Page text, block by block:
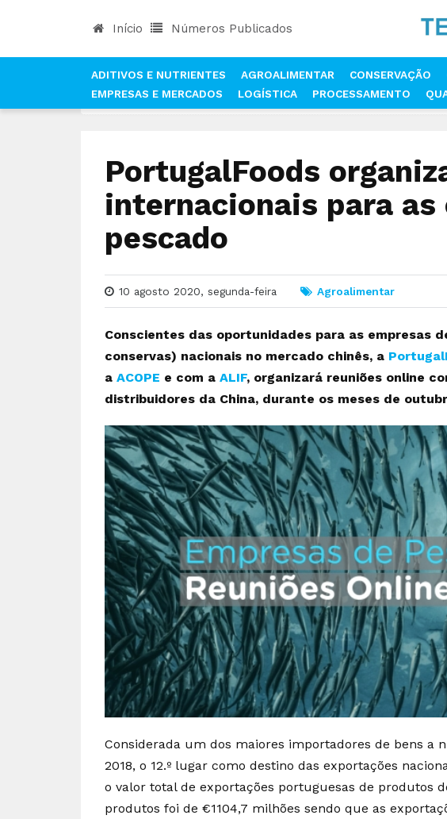
Início Números Publicados
ADITIVOS E NUTRIENTES AGROALIMENTAR CONSERVAÇÃO
EMPRESAS E MERCADOS
LOGÍSTICA PROCESSAMENTO
PORTUGALFOODS
PortugalFoods
internacionais para as
pescado
10 agosto 2020, segunda-feira Agroalimentar
Conscientes das oportunidades para as empresas
conservas) nacionais no mercado chinês, a
a ACOPE e com a ALIF, organizará reuniões online
distribuidores da China, durante os meses de
Considerada um dos maiores importadores de bens a
2018, o 12.º lugar como destino das exportações
o valor total de exportações portuguesas de produtos
produtos foi de €1104,7 milhões sendo que as